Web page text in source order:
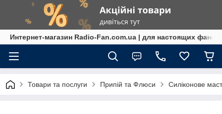
Интернет-магазин Radio-Fan.com.ua | для настоящих фанов!
Товари та послуги Припій та Флюси Силіконове